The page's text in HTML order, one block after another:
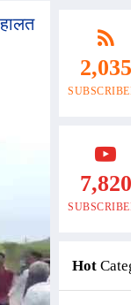
2,035
7,820
Hot